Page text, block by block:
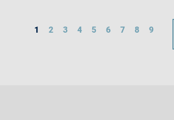
1 2 3 4 5 6 7 8 9